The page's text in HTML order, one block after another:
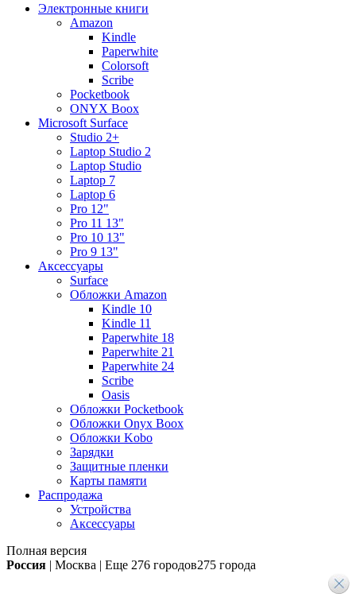
Электронные книги
Amazon
Kindle
Paperwhite
Colorsoft
Scribe
Pocketbook
ONYX Boox
Microsoft Surface
Studio 2+
Laptop Studio 2
Laptop Studio
Laptop 7
Laptop 6
Pro 12"
Pro 11 13"
Pro 10 13"
Pro 9 13"
Аксессуары
Surface
Обложки Amazon
Kindle 10
Kindle 11
Paperwhite 18
Paperwhite 21
Paperwhite 24
Scribe
Oasis
Обложки Pocketbook
Обложки Onyx Boox
Обложки Kobo
Зарядки
Защитные пленки
Карты памяти
Распродажа
Устройства
Аксессуары
Полная версия
Россия | Москва | Еще 276 городов275 города